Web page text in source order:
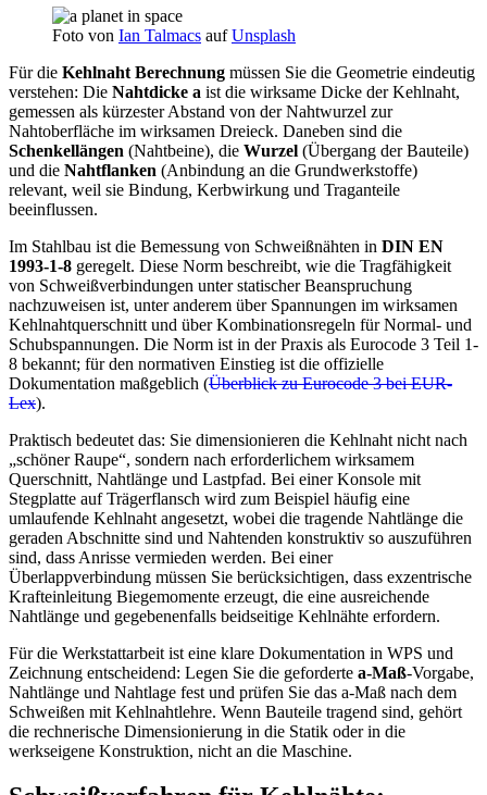
Foto von Ian Talmacs aufUnsplash
Für die Kehlnaht Berechnung müssen Sie die Geometrie eindeutig
verstehen: Die Nahtdicke a ist die wirksame Dicke der Kehlnaht,
gemessen als kürzester Abstand von der Nahtwurzel zur
Nahtoberfläche im wirksamen Dreieck. Daneben sind die
Schenkellängen (Nahtbeine), die Wurzel (Übergang der Bauteile)
und die Nahtflanken (Anbindung an die Grundwerkstoffe)
relevant, weil sie Bindung, Kerbwirkung und Traganteile
beeinflussen.
Im Stahlbau ist die Bemessung von Schweißnähten in DIN EN
1993-1-8 geregelt. Diese Norm beschreibt, wie die Tragfähigkeit
von Schweißverbindungen unter statischer Beanspruchung
nachzuweisen ist, unter anderem über Spannungen im wirksamen
Kehlnahtquerschnitt und über Kombinationsregeln für Normal- und
Schubspannungen. Die Norm ist in der Praxis als Eurocode 3 Teil 1-
8 bekannt; für den normativen Einstieg ist die offizielle
Dokumentation maßgeblich (Überblick zu Eurocode 3 bei EUR-
Lex).
Praktisch bedeutet das: Sie dimensionieren die Kehlnaht nicht nach
„schöner Raupe“, sondern nach erforderlichem wirksamem
Querschnitt, Nahtlänge und Lastpfad. Bei einer Konsole mit
Stegplatte auf Trägerflansch wird zum Beispiel häufig eine
umlaufende Kehlnaht angesetzt, wobei die tragende Nahtlänge die
geraden Abschnitte sind und Nahtenden konstruktiv so auszuführen
sind, dass Anrisse vermieden werden. Bei einer
Überlappverbindung müssen Sie berücksichtigen, dass exzentrische
Krafteinleitung Biegemomente erzeugt, die eine ausreichende
Nahtlänge und gegebenenfalls beidseitige Kehlnähte erfordern.
Für die Werkstattarbeit ist eine klare Dokumentation in WPS und
Zeichnung entscheidend: Legen Sie die geforderte a-Maß-Vorgabe,
Nahtlänge und Nahtlage fest und prüfen Sie das a-Maß nach dem
Schweißen mit Kehlnahtlehre. Wenn Bauteile tragend sind, gehört
die rechnerische Dimensionierung in die Statik oder in die
werkseigene Konstruktion, nicht an die Maschine.